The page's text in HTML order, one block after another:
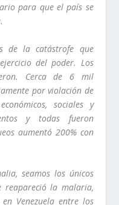
para que el país se
de la catástrofe que
del poder. Los
Cerca de 6 mil
por violación de
sociales y
y todas fueron
aumentó 200% con
seamos los únicos
reapareció la malaria,
Venezuela entre los